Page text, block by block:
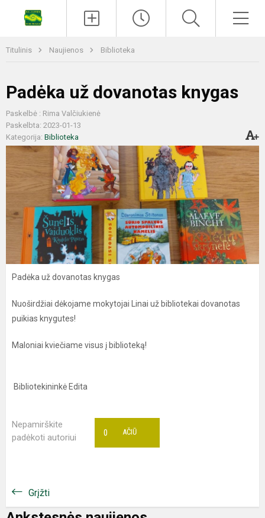
Titulinis Naujienos Biblioteka
Padėka už dovanotas knygas
Paskelbė : Rima Valčiukienė
Paskelbta: 2023-01-13
Kategorija: Biblioteka
Padėka už dovanotas knygas
Nuoširdžiai dėkojame mokytojai Linai už bibliotekai dovanotas
puikias knygutes!
Maloniai kviečiame visus į biblioteką!
Bibliotekininkė Edita
Nepamirškite
padėkoti autoriui
AČIŪ
0
Grįžti